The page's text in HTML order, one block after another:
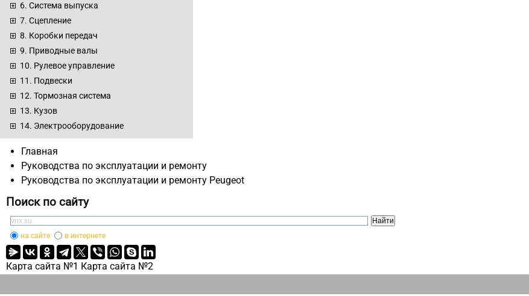
6. Система выпуска
7. Сцепление
8. Коробки передач
9. Приводные валы
10. Рулевое управление
11. Подвески
12. Тормозная система
13. Кузов
14. Электрооборудование
Главная
Руководства по эксплуатации и ремонту
Руководства по эксплуатации и ремонту Peugeot
Поиск по сайту
на сайте в интернете
Карта сайта №1 Карта сайта №2